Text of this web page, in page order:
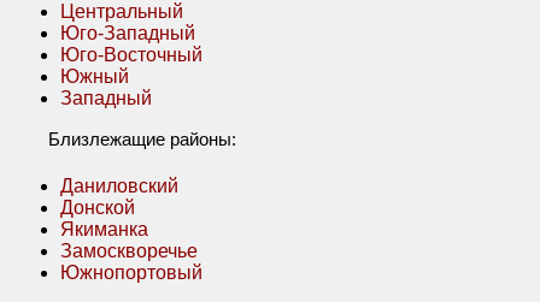
Центральный
Юго-Западный
Юго-Восточный
Южный
Западный
Близлежащие районы:
Даниловский
Донской
Якиманка
Замоскворечье
Южнопортовый